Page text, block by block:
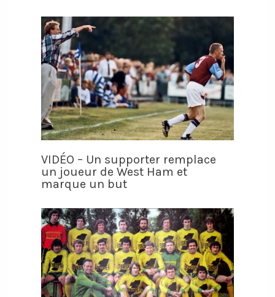
VIDÉO – Un supporter remplace
un joueur de West Ham et
marque un but